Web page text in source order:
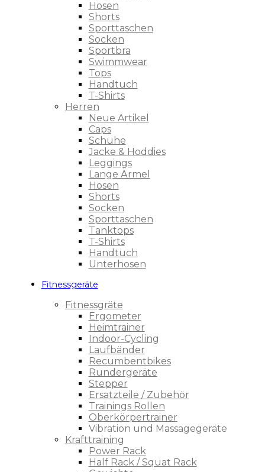
Hosen
Shorts
Sporttaschen
Socken
Sportbra
Swimmwear
Tops
Handtuch
T-Shirts
Herren
Neue Artikel
Caps
Schuhe
Jacke & Hoddies
Leggings
Lange Ärmel
Hosen
Shorts
Socken
Sporttaschen
Tanktops
T-Shirts
Handtuch
Unterhosen
Fitnessgeräte
Fitnessgräte
Ergometer
Heimtrainer
Indoor-Cycling
Laufbänder
Recumbentbikes
Rundergeräte
Stepper
Ersatzteile / Zubehör
Trainings Rollen
Oberkörpertrainer
Vibration und Massagegeräte
Krafttraining
Power Rack
Half Rack / Squat Rack